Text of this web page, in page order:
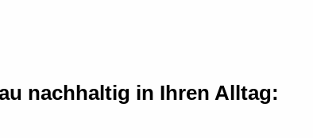
nachhaltig in Ihren Alltag: